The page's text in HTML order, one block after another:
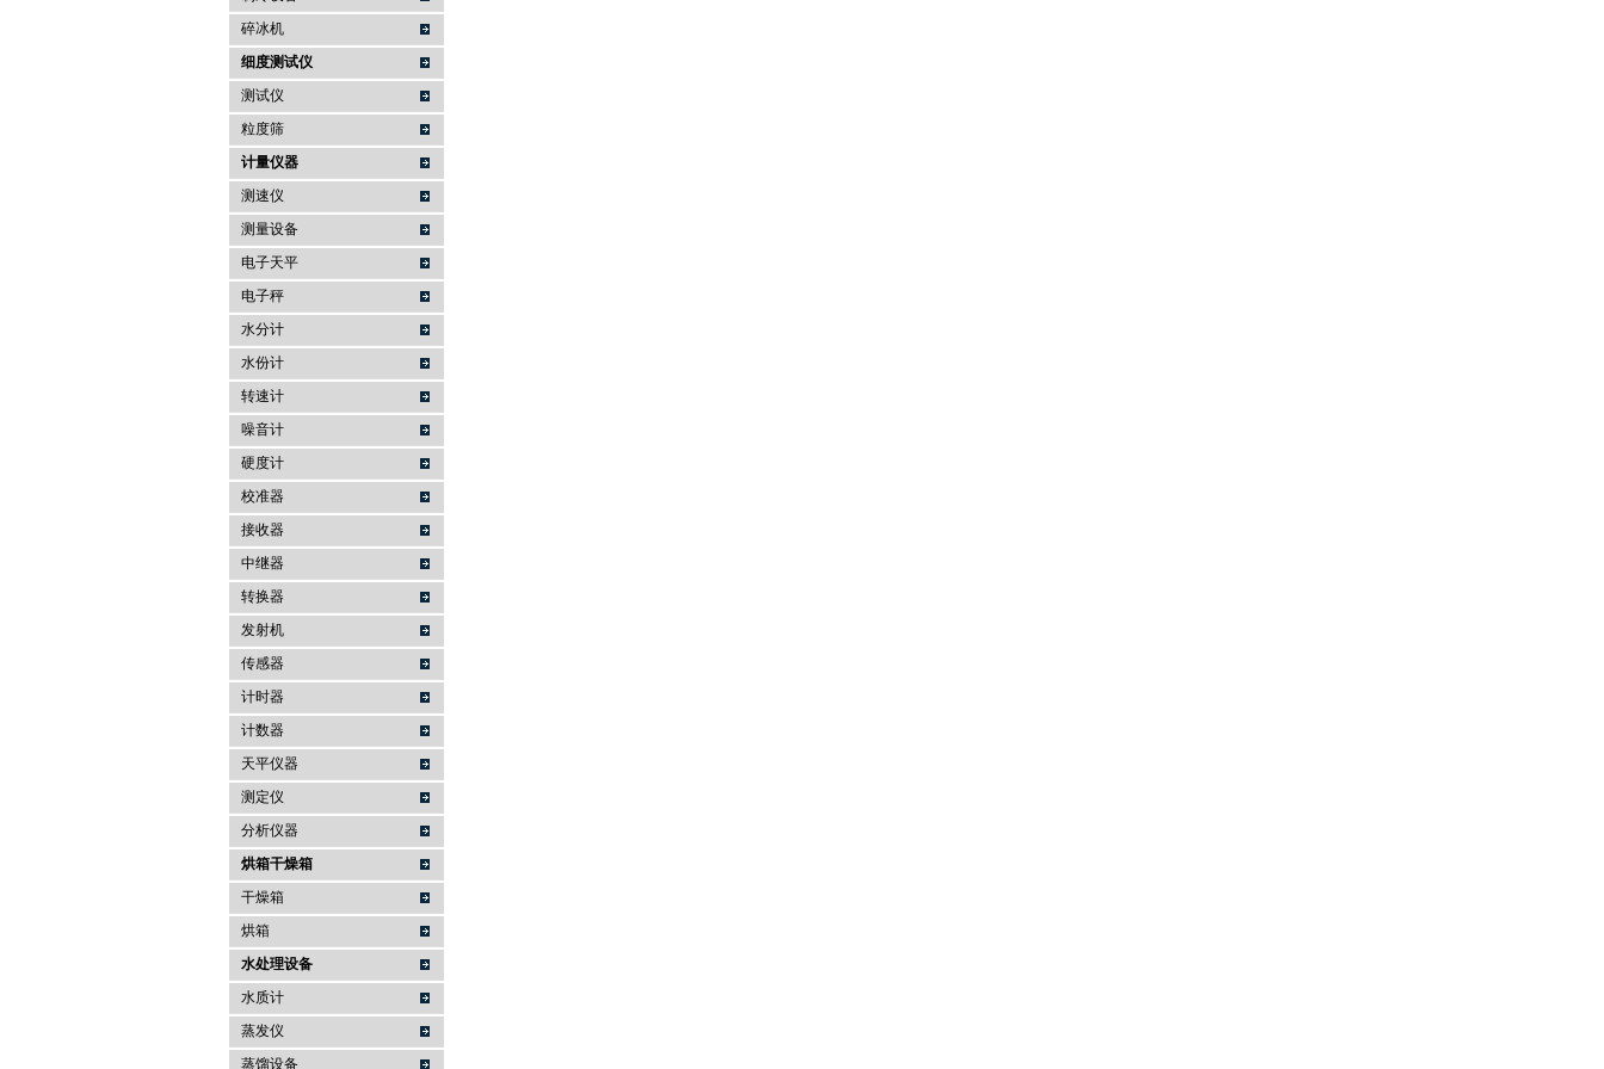
碎冰机
细度测试仪
测试仪
粒度筛
计量仪器
测速仪
测量设备
电子天平
电子秤
水分计
水份计
转速计
噪音计
硬度计
校准器
接收器
中继器
转换器
发射机
传感器
计时器
计数器
天平仪器
测定仪
分析仪器
烘箱干燥箱
干燥箱
烘箱
水处理设备
水质计
蒸发仪
蒸馏设备